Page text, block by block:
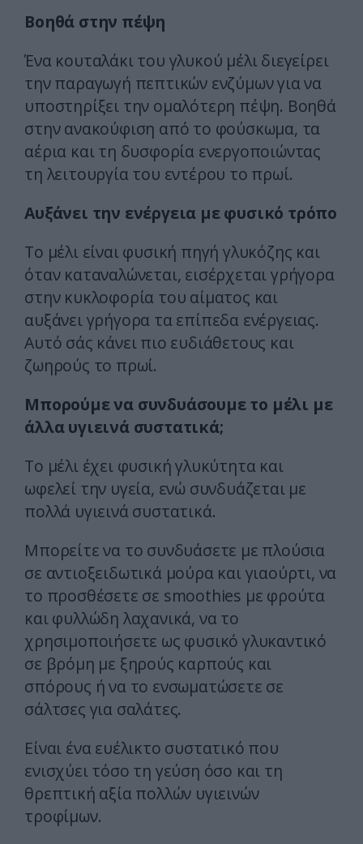
Βοηθά στην πέψη
Ένα κουταλάκι του γλυκού μέλι διεγείρει
την παραγωγή πεπτικών ενζύμων για να
υποστηρίξει την ομαλότερη πέψη. Βοηθά
στην ανακούφιση από το φούσκωμα, τα
αέρια και τη δυσφορία ενεργοποιώντας
τη λειτουργία του εντέρου το πρωί.
Αυξάνει την ενέργεια με φυσικό τρόπο
Το μέλι είναι φυσική πηγή γλυκόζης και
όταν καταναλώνεται, εισέρχεται γρήγορα
στην κυκλοφορία του αίματος και
αυξάνει γρήγορα τα επίπεδα ενέργειας.
Αυτό σάς κάνει πιο ευδιάθετους και
ζωηρούς το πρωί.
Μπορούμε να συνδυάσουμε το μέλι με
άλλα υγιεινά συστατικά;
Το μέλι έχει φυσική γλυκύτητα και
ωφελεί την υγεία, ενώ συνδυάζεται με
πολλά υγιεινά συστατικά.
Μπορείτε να το συνδυάσετε με πλούσια
σε αντιοξειδωτικά μούρα και γιαούρτι, να
το προσθέσετε σε smoothies με φρούτα
και φυλλώδη λαχανικά, να το
χρησιμοποιήσετε ως φυσικό γλυκαντικό
σε βρόμη με ξηρούς καρπούς και
σπόρους ή να το ενσωματώσετε σε
σάλτσες για σαλάτες.
Είναι ένα ευέλικτο συστατικό που
ενισχύει τόσο τη γεύση όσο και τη
θρεπτική αξία πολλών υγιεινών
τροφίμων.